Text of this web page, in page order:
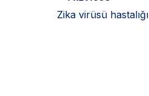
Zika virüsü hastalığı